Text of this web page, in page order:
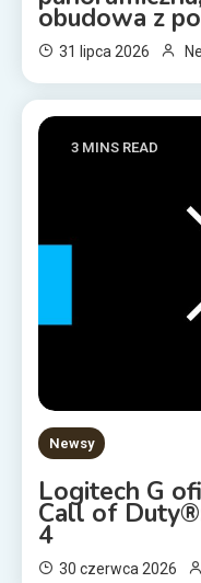
obudowa z
31 lipca 2026
3 MINS READ
Newsy
Logitech G
Call of
4
30 czerwca 2026